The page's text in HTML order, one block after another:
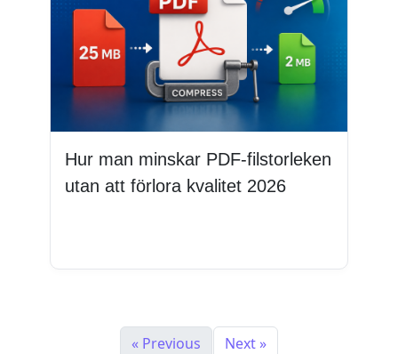
Hur man minskar PDF-filstorleken
utan att förlora kvalitet 2026
« Previous Next »